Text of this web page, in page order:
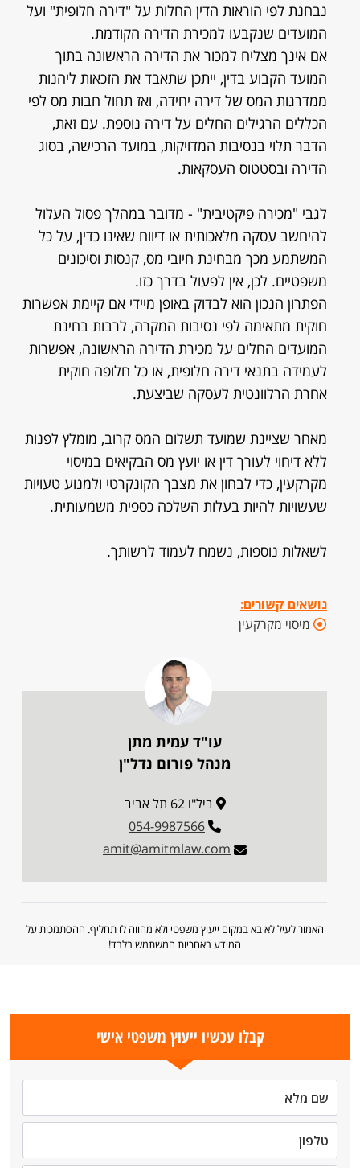
נבחנת לפי הוראות הדין החלות על "דירה חלופית" ועל
המועדים שנקבעו למכירת הדירה הקודמת.
אם אינך מצליח למכור את הדירה הראשונה בתוך
המועד הקבוע בדין, ייתכן שתאבד את הזכאות ליהנות
ממדרגות המס של דירה יחידה, ואז תחול חבות מס לפי
הכללים הרגילים החלים על דירה נוספת. עם זאת,
הדבר תלוי בנסיבות המדויקות, במועד הרכישה, בסוג
הדירה ובסטטוס העסקאות.
לגבי "מכירה פיקטיבית" - מדובר במהלך פסול העלול
להיחשב עסקה מלאכותית או דיווח שאינו כדין, על כל
המשתמע מכך מבחינת חיובי מס, קנסות וסיכונים
משפטיים. לכן, אין לפעול בדרך כזו.
הפתרון הנכון הוא לבדוק באופן מיידי אם קיימת אפשרות
חוקית מתאימה לפי נסיבות המקרה, לרבות בחינת
המועדים החלים על מכירת הדירה הראשונה, אפשרות
לעמידה בתנאי דירה חלופית, או כל חלופה חוקית
אחרת הרלוונטית לעסקה שביצעת.
מאחר שציינת שמועד תשלום המס קרוב, מומלץ לפנות
ללא דיחוי לעורך דין או יועץ מס הבקיאים במיסוי
מקרקעין, כדי לבחון את מצבך הקונקרטי ולמנוע טעויות
שעשויות להיות בעלות השלכה כספית משמעותית.
לשאלות נוספות, נשמח לעמוד לרשותך.
נושאים קשורים:
מיסוי מקרקעין
עו"ד עמית מתן
מנהל פורום נדל"ן
ביל"ו 62 תל אביב
054-9987566
amit@amitmlaw.com
האמור לעיל לא בא במקום ייעוץ משפטי ולא מהווה לו תחליף. ההסתמכות על
המידע באחריות המשתמש בלבד!
קבלו עכשיו ייעוץ משפטי אישי